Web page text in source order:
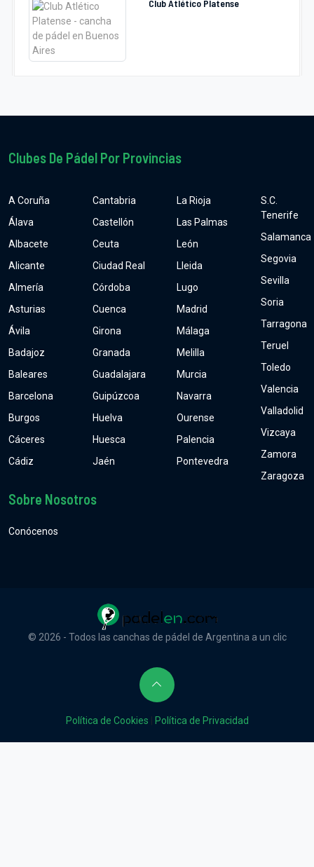
Club Atlético Platense
Clubes De Pádel Por Provincias
A Coruña
Álava
Albacete
Alicante
Almería
Asturias
Ávila
Badajoz
Baleares
Barcelona
Burgos
Cáceres
Cádiz
Cantabria
Castellón
Ceuta
Ciudad Real
Córdoba
Cuenca
Girona
Granada
Guadalajara
Guipúzcoa
Huelva
Huesca
Jaén
La Rioja
Las Palmas
León
Lleida
Lugo
Madrid
Málaga
Melilla
Murcia
Navarra
Ourense
Palencia
Pontevedra
S.C.
Tenerife
Salamanca
Segovia
Sevilla
Soria
Tarragona
Teruel
Toledo
Valencia
Valladolid
Vizcaya
Zamora
Zaragoza
Sobre Nosotros
Conócenos
© 2026 - Todos las canchas de pádel de Argentina a un clic
Política de Cookies Política de Privacidad